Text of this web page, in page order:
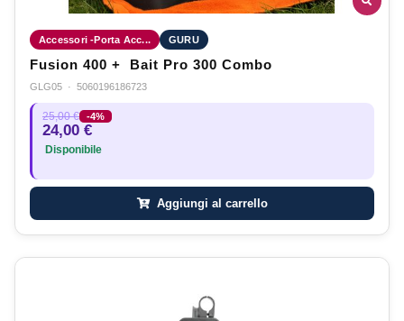
Accessori -Porta Acc... GURU
Fusion 400 + Bait Pro 300 Combo
GLG05 · 5060196186723
25,00 € -4%
24,00 €
Disponibile
Aggiungi al carrello